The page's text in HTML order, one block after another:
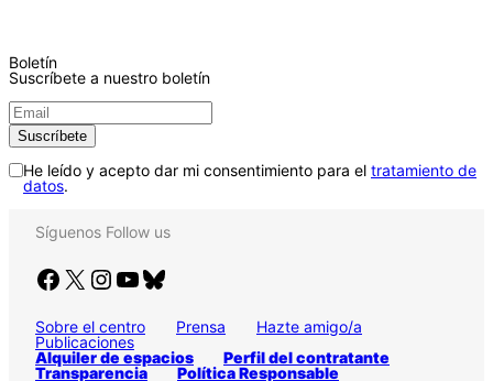
Boletín
Suscríbete a nuestro boletín
He leído y acepto dar mi consentimiento para el tratamiento de
datos.
Síguenos Follow us
Facebook X Instagram YouTube Bluesky
Sobre el centro Prensa
Hazte amigo/a
Publicaciones
Alquiler de espacios
Perfil del contratante
Transparencia
Política Responsable